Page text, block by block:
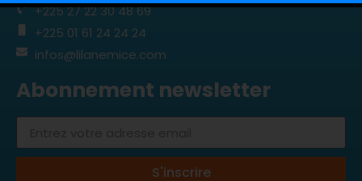
+225 27 22 30 48 69
+225 01 61 24 24 24
infos@lilanemice.com
Abonnement newsletter
S'inscrire